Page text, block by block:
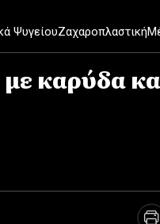
ΨυγείουΖαχαροπλαστική
καρύδα